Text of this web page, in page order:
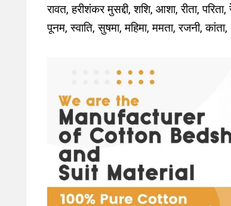
रावत, हरीशंकर मुसद्दी, शशि, आशा, रीता,
पूनम, स्वाति, सुषमा, महिमा, ममता, रजनी,